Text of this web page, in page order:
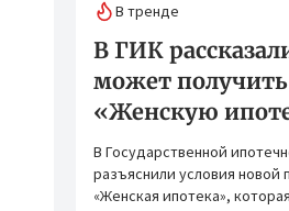
В тренде
В ГИК
может получить
«Женскую
В Государственной
разъяснили условия новой
«Женская ипотека»,